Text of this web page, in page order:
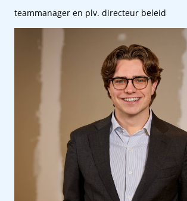
teammanager en plv. directeur beleid